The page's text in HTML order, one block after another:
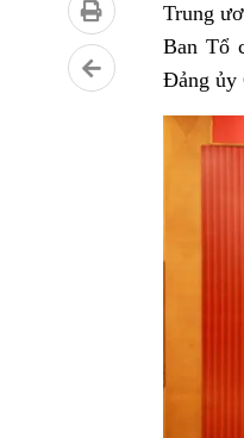
Trung
Ban Tổ
Đảng ủy